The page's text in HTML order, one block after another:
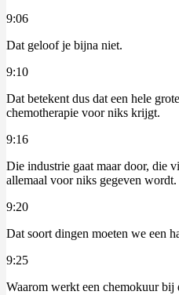
9:06
Dat geloof je bijna niet.
9:10
Dat betekent dus dat een hele
chemotherapie voor niks krijgt.
9:16
Die industrie gaat maar door, die
allemaal voor niks gegeven wordt.
9:20
Dat soort dingen moeten we een
9:25
Waarom werkt een chemokuur bij